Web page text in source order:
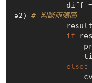
e2) # 判斷兩張圖
if
else :